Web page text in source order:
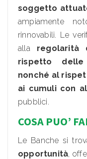
soggetto
ampiamente
rinnovabili. Le
alla regolarità
rispetto
nonché al
ai cumuli con
pubblici.
COSA PUO’
Le Banche si
opportunità,